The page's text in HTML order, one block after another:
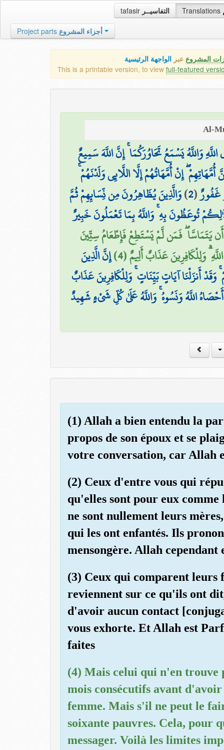
tafasir التفاسيــر Translations
Project parts أجزاء المشروع
المشروع عبر الواجهة الرئيسية
This is a printable version, to view full-featured
وَاللَّهُ يَسْمَعُ تَحَاوُرَكُمَا ۚ إِنَّ اللَّهَ سَمِيعٌ
إِنْ أُمَّهَاتُهُمْ إِلَّا اللَّائِي وَلَدْنَهُمْ
غَفُورٌ(
2
)وَالَّذِينَ يُظَاهِرُونَ مِن نِّسَائِهِمْ ثُمَّ
تُوعَظُونَ بِهِ ۚ وَاللَّهُ بِمَا تَعْمَلُونَ خَبِيرٌ
يَتَمَاسَّا ۖ فَمَن لَّمْ يَسْتَطِعْ فَإِطْعَامُ سِتِّينَ
وَلِلْكَافِرِينَ عَذَابٌ أَلِيمٌ (4) إِنَّ الَّذِينَ
أَنزَلْنَا آيَاتٍ بَيِّنَاتٍ ۚ وَلِلْكَافِرِينَ عَذَابٌ
اللَّهُ وَنَسُوهُ ۚ وَاللَّهُ عَلَىٰ كُلِّ شَيْءٍ شَهِيدٌ
(1) Allah a bien entendu la
propos de son époux et se
votre conversation, car Allah
(2) Ceux d'entre vous qui
qu'elles sont pour eux
ne sont nullement leurs
qui les ont enfantés. Ils
mensongère. Allah
(3) Ceux qui comparent leurs
reviennent sur ce qu'ils ont
d'avoir aucun contact
vous exhorte. Et Allah est
faites
(4) Mais celui qui n'en trouve
mois consécutifs avant
femme. Mais s'il ne peut le
soixante pauvres. Cela, pour
messager. Voilà les limites